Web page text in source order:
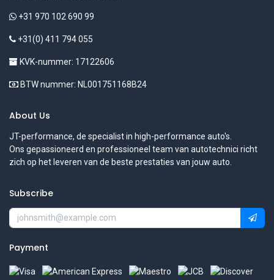
+31 970 102 690 99
+31(0) 411 794 055
KVK-nummer: 17122606
BTW nummer: NL001751168B24
About Us
JT-performance, de specialist in high-performance auto's.
Ons gepassioneerd en professioneel team van autotechnici richt
zich op het leveren van de beste prestaties van jouw auto.
Subscribe
Payment